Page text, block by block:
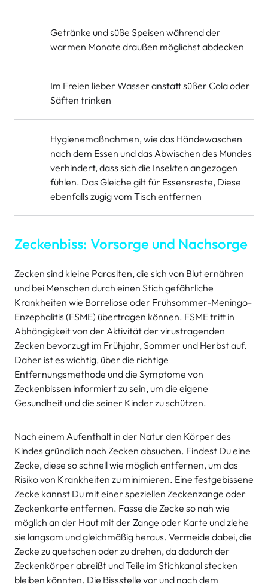
Getränke und süße Speisen während der
warmen Monate draußen möglichst abdecken
Im Freien lieber Wasser anstatt süßer Cola oder
Säften trinken
Hygienemaßnahmen, wie das Händewaschen
nach dem Essen und das Abwischen des Mundes
verhindert, dass sich die Insekten angezogen
fühlen. Das Gleiche gilt für Essensreste, Diese
ebenfalls zügig vom Tisch entfernen
Zeckenbiss: Vorsorge und Nachsorge
Zecken sind kleine Parasiten, die sich von Blut ernähren
und bei Menschen durch einen Stich gefährliche
Krankheiten wie Borreliose oder Frühsommer-Meningo-
Enzephalitis (FSME) übertragen können. FSME tritt in
Abhängigkeit von der Aktivität der virustragenden
Zecken bevorzugt im Frühjahr, Sommer und Herbst auf.
Daher ist es wichtig, über die richtige
Entfernungsmethode und die Symptome von
Zeckenbissen informiert zu sein, um die eigene
Gesundheit und die seiner Kinder zu schützen.
Nach einem Aufenthalt in der Natur den Körper des
Kindes gründlich nach Zecken absuchen. Findest Du eine
Zecke, diese so schnell wie möglich entfernen, um das
Risiko von Krankheiten zu minimieren. Eine festgebissene
Zecke kannst Du mit einer speziellen Zeckenzange oder
Zeckenkarte entfernen. Fasse die Zecke so nah wie
möglich an der Haut mit der Zange oder Karte und ziehe
sie langsam und gleichmäßig heraus. Vermeide dabei, die
Zecke zu quetschen oder zu drehen, da dadurch der
Zeckenkörper abreißt und Teile im Stichkanal stecken
bleiben könnten. Die Bissstelle vor und nach dem